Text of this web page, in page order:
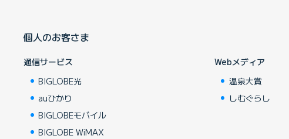
個人のお客さま
通信サービス
BIGLOBE光
auひかり
BIGLOBEモバイル
BIGLOBE WiMAX
Webメディア
温泉大賞
しむぐらし